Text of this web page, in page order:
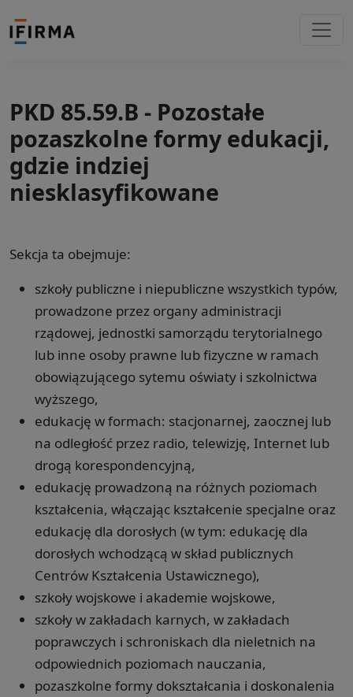
PKD 85.59.B - Pozostałe
pozaszkolne formy edukacji,
gdzie indziej
niesklasyfikowane
Sekcja ta obejmuje:
szkoły publiczne i niepubliczne wszystkich typów,
prowadzone przez organy administracji
rządowej, jednostki samorządu terytorialnego
lub inne osoby prawne lub fizyczne w ramach
obowiązującego sytemu oświaty i szkolnictwa
wyższego,
edukację w formach: stacjonarnej, zaocznej lub
na odległość przez radio, telewizję, Internet lub
drogą korespondencyjną,
edukację prowadzoną na różnych poziomach
kształcenia, włączając kształcenie specjalne oraz
edukację dla dorosłych (w tym: edukację dla
dorosłych wchodzącą w skład publicznych
Centrów Kształcenia Ustawicznego),
szkoły wojskowe i akademie wojskowe,
szkoły w zakładach karnych, w zakładach
poprawczych i schroniskach dla nieletnich na
odpowiednich poziomach nauczania,
pozaszkolne formy dokształcania i doskonalenia